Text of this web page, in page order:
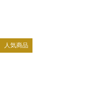
人気商品